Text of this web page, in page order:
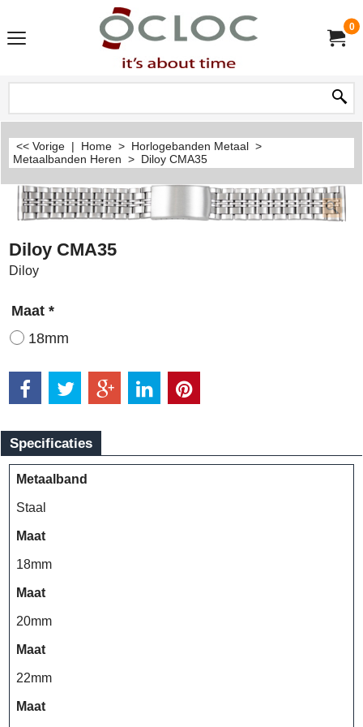
0
<< Vorige | Home > Horlogebanden Metaal >
Metaalbanden Heren > Diloy CMA35
Diloy CMA35
Diloy
Maat *
18mm
Specificaties
Metaalband
Staal
Maat
18mm
Maat
20mm
Maat
22mm
Maat